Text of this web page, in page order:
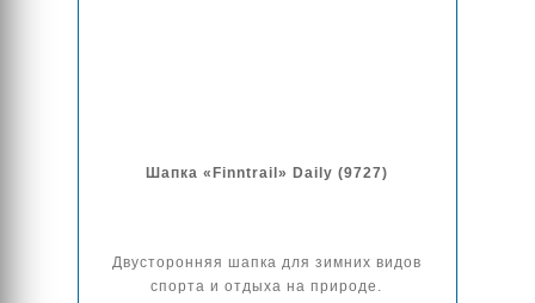
Шапка «Finntrail» Daily (9727)
Двусторонняя шапка для зимних видов
спорта и отдыха на природе.